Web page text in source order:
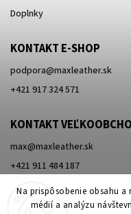
Na prispôsobenie obsahu
médií a analýzu
Doplnky
KONTAKT E-SHOP
podpora@maxleather.sk
+421 917 324 571
KONTAKT
max@maxleather.sk
+421 911 484 187